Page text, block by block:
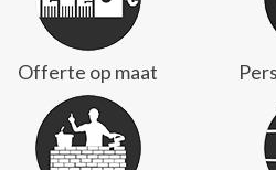
Offerte op maat